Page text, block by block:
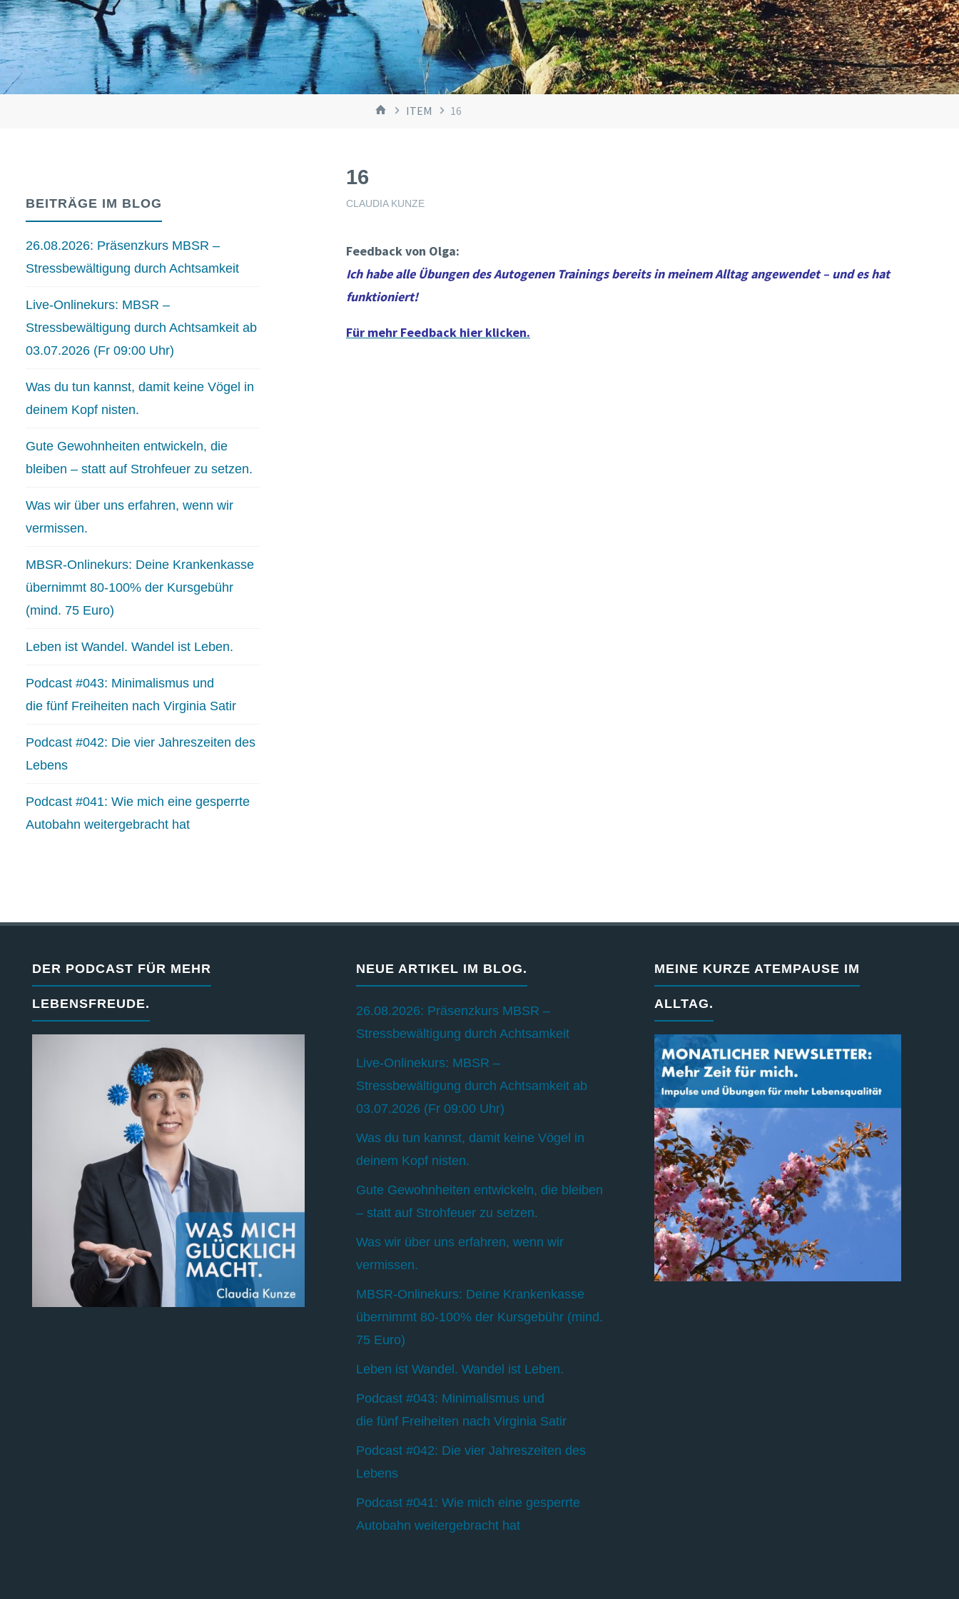
START
ITEM 16
16
CLAUDIA KUNZE
Feedback von Olga:
Ich habe alle Übungen des Autogenen Trainings bereits in meinem Alltag angewendet – und es hat
funktioniert!
Für mehr Feedback hier klicken.
BEITRÄGE IM BLOG
26.08.2026: Präsenzkurs MBSR –
Stressbewältigung durch Achtsamkeit
Live-Onlinekurs: MBSR –
Stressbewältigung durch Achtsamkeit ab
03.07.2026 (Fr 09:00 Uhr)
Was du tun kannst, damit keine Vögel in
deinem Kopf nisten.
Gute Gewohnheiten entwickeln, die
bleiben – statt auf Strohfeuer zu setzen.
Was wir über uns erfahren, wenn wir
vermissen.
MBSR-Onlinekurs: Deine Krankenkasse
übernimmt 80-100% der Kursgebühr
(mind. 75 Euro)
Leben ist Wandel. Wandel ist Leben.
Podcast #043: Minimalismus und
die fünf Freiheiten nach Virginia Satir
Podcast #042: Die vier Jahreszeiten des
Lebens
Podcast #041: Wie mich eine gesperrte
Autobahn weitergebracht hat
DER PODCAST FÜR MEHR
LEBENSFREUDE.
NEUE ARTIKEL IM BLOG.
26.08.2026: Präsenzkurs MBSR –
Stressbewältigung durch Achtsamkeit
Live-Onlinekurs: MBSR –
Stressbewältigung durch Achtsamkeit ab
03.07.2026 (Fr 09:00 Uhr)
Was du tun kannst, damit keine Vögel in
deinem Kopf nisten.
Gute Gewohnheiten entwickeln, die bleiben
– statt auf Strohfeuer zu setzen.
Was wir über uns erfahren, wenn wir
vermissen.
MBSR-Onlinekurs: Deine Krankenkasse
übernimmt 80-100% der Kursgebühr (mind.
75 Euro)
Leben ist Wandel. Wandel ist Leben.
Podcast #043: Minimalismus und
die fünf Freiheiten nach Virginia Satir
Podcast #042: Die vier Jahreszeiten des
Lebens
Podcast #041: Wie mich eine gesperrte
Autobahn weitergebracht hat
MEINE KURZE ATEMPAUSE IM
ALLTAG.